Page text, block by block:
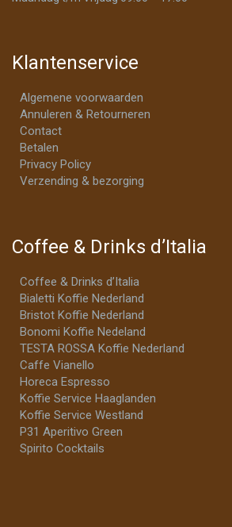
Klantenservice
Algemene voorwaarden
Annuleren & Retourneren
Contact
Betalen
Privacy Policy
Verzending & bezorging
Coffee & Drinks d’Italia
Coffee & Drinks d’Italia
Bialetti Koffie Nederland
Bristot Koffie Nederland
Bonomi Koffie Nedeland
TESTA ROSSA Koffie Nederland
Caffe Vianello
Horeca Espresso
Koffie Service Haaglanden
Koffie Service Westland
P31 Aperitivo Green
Spirito Cocktails